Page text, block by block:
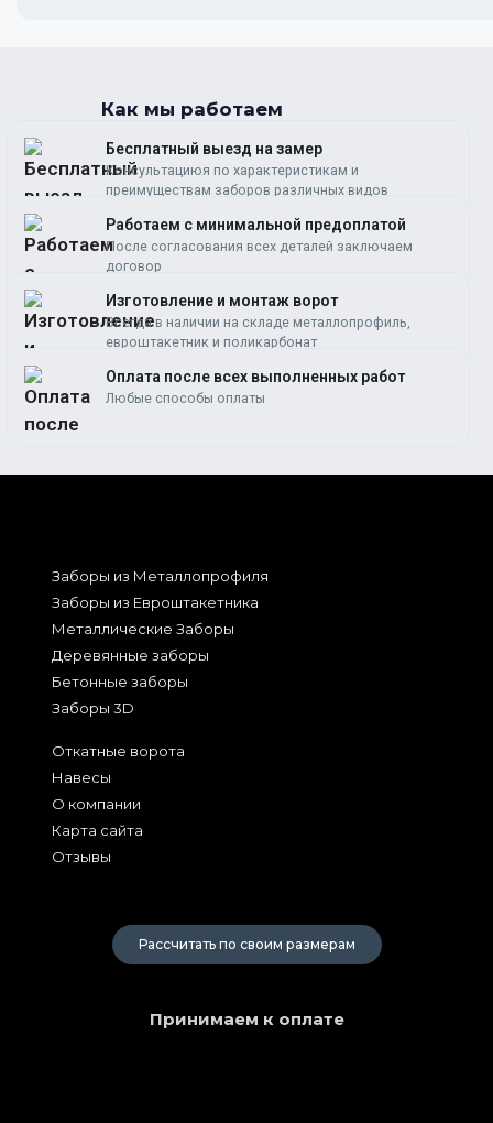
Как мы работаем
Бесплатный выезд на замер
Консультациюя по характеристикам и
преимуществам заборов различных видов
Работаем c минимальной предоплатой
После согласования всех деталей заключаем
договор
Изготовление и монтаж ворот
Всегда в наличии на складе металлопрофиль,
евроштакетник и поликарбонат
Оплата после всех выполненных работ
Любые способы оплаты
Заборы из Металлопрофиля
Заборы из Евроштакетника
Металлические Заборы
Деревянные заборы
Бетонные заборы
Заборы 3D
Откатные ворота
Навесы
О компании
Карта сайта
Отзывы
Рассчитать по своим размерам
Принимаем к оплате